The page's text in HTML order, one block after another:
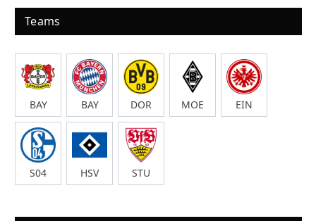
Teams
BAY BAY DOR MOE EIN
S04 HSV STU